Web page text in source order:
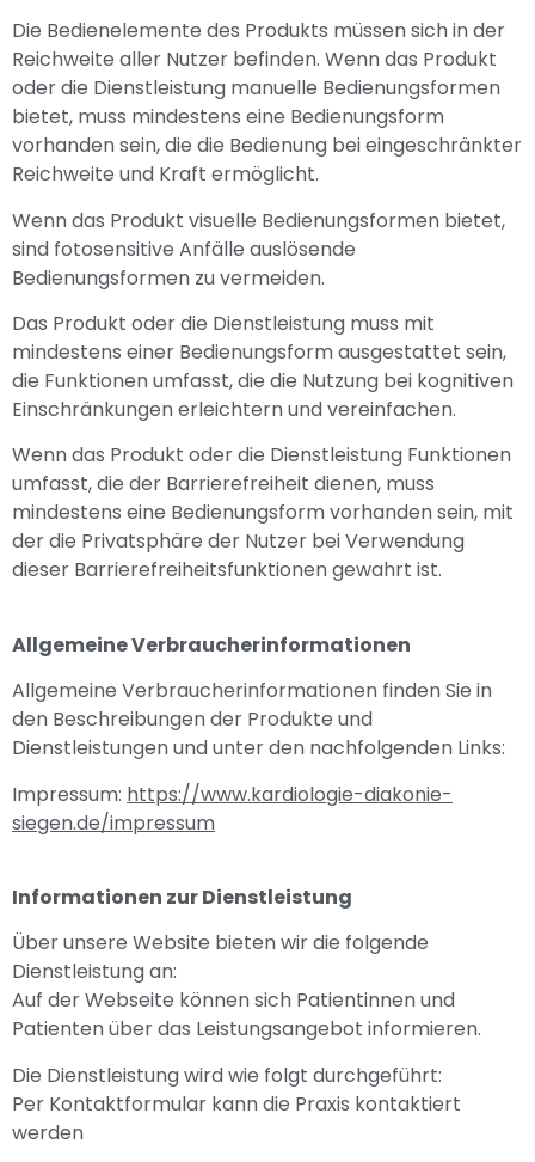
Die Bedienelemente des Produkts müssen sich in der
Reichweite aller Nutzer befinden. Wenn das Produkt
oder die Dienstleistung manuelle Bedienungsformen
bietet, muss mindestens eine Bedienungsform
vorhanden sein, die die Bedienung bei eingeschränkter
Reichweite und Kraft ermöglicht.
Wenn das Produkt visuelle Bedienungsformen bietet,
sind fotosensitive Anfälle auslösende
Bedienungsformen zu vermeiden.
Das Produkt oder die Dienstleistung muss mit
mindestens einer Bedienungsform ausgestattet sein,
die Funktionen umfasst, die die Nutzung bei kognitiven
Einschränkungen erleichtern und vereinfachen.
Wenn das Produkt oder die Dienstleistung Funktionen
umfasst, die der Barrierefreiheit dienen, muss
mindestens eine Bedienungsform vorhanden sein, mit
der die Privatsphäre der Nutzer bei Verwendung
dieser Barrierefreiheitsfunktionen gewahrt ist.
Allgemeine Verbraucherinformationen
Allgemeine Verbraucherinformationen finden Sie in
den Beschreibungen der Produkte und
Dienstleistungen und unter den nachfolgenden Links:
Impressum: https://www.kardiologie-diakonie-
siegen.de/impressum
Informationen zur Dienstleistung
Über unsere Website bieten wir die folgende
Dienstleistung an:
Auf der Webseite können sich Patientinnen und
Patienten über das Leistungsangebot informieren.
Die Dienstleistung wird wie folgt durchgeführt:
Per Kontaktformular kann die Praxis kontaktiert
werden